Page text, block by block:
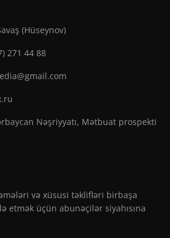
(Hüseynov)
271 44 88
Nəşriyyatı, Mətbuat prospekti
və xüsusi təklifləri birbaşa
etmək üçün abunəçilər siyahısına